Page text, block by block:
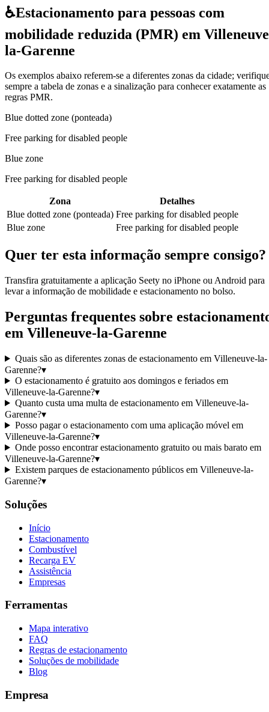
♿Estacionamento para pessoas com
mobilidade reduzida (PMR) em
la-Garenne
Os exemplos abaixo referem-se a diferentes zonas da cidade;
sempre a tabela de zonas e a sinalização para conhecer exatamente as
regras PMR.
Blue dotted zone (ponteada)
Free parking for disabled people
Blue zone
Free parking for disabled people
Zona
Detalhes
Blue dotted zone (ponteada) Free parking for disabled people
Blue zone
Free parking for disabled people
Quer ter esta informação sempre consigo?
Transfira gratuitamente a aplicação Seety no iPhone ou Android para
levar a informação de mobilidade e estacionamento no bolso.
Perguntas frequentes sobre
em Villeneuve-la-Garenne
Quais são as diferentes zonas de estacionamento em Villeneuve-la-
Garenne?▾
O estacionamento é gratuito aos domingos e feriados em
Villeneuve-la-Garenne?▾
Quanto custa uma multa de estacionamento em Villeneuve-la-
Garenne?▾
Posso pagar o estacionamento com uma aplicação móvel em
Villeneuve-la-Garenne?▾
Onde posso encontrar estacionamento gratuito ou mais barato em
Villeneuve-la-Garenne?▾
Existem parques de estacionamento públicos em Villeneuve-la-
Garenne?▾
Soluções
Início
Estacionamento
Combustível
Recarga EV
Assistência
Empresas
Ferramentas
Mapa interativo
FAQ
Regras de estacionamento
Soluções de mobilidade
Blog
Empresa